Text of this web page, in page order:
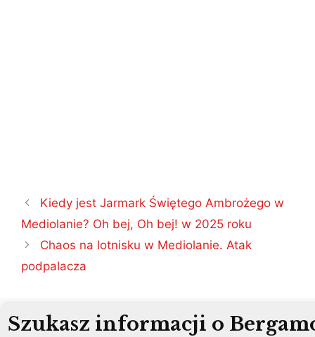
Nawigacja
wpisu
Kiedy jest Jarmark Świętego Ambrożego w
Mediolanie? Oh bej, Oh bej! w 2025 roku
Chaos na lotnisku w Mediolanie. Atak
podpalacza
Szukasz informacji o